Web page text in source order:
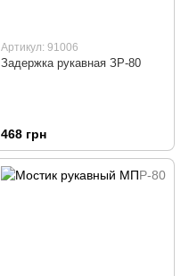
Артикул: 91006
Задержка рукавная ЗР-80
468 грн